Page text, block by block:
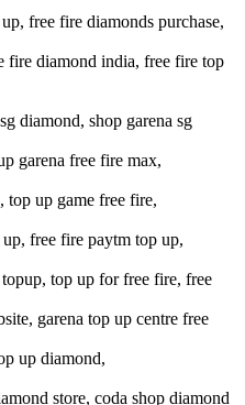
free fire diamonds purchase,
fire diamond india, free fire top
diamond, shop garena sg
garena free fire max,
top up game free fire,
free fire paytm top up,
top up for free fire, free
garena top up centre free
up diamond,
store, coda shop diamond